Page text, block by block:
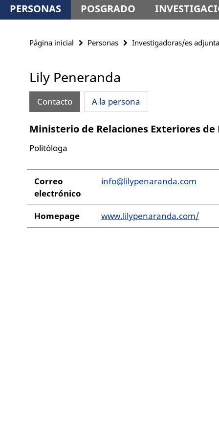
PERSONAS POSGRADO
Página inicial Personas Investigadoras/es
Lily Peneranda
Contacto A la persona
Ministerio de Relaciones Exteriores de
Politóloga
Correo
electrónico
info@lilypenaranda.com
Homepage www.lilypenaranda.com/